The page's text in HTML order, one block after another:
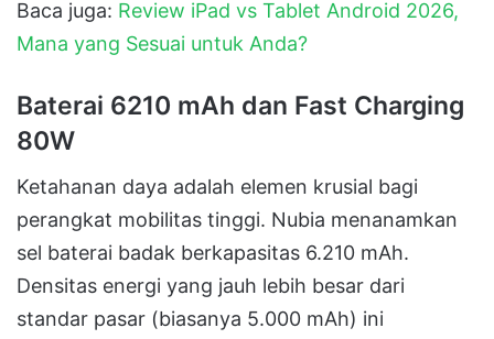
Baca juga: Review iPad vs Tablet Android 2026,
Mana yang Sesuai untuk Anda?
Baterai 6210 mAh dan Fast Charging
80W
Ketahanan daya adalah elemen krusial bagi
perangkat mobilitas tinggi. Nubia menanamkan
sel baterai badak berkapasitas 6.210 mAh.
Densitas energi yang jauh lebih besar dari
standar pasar (biasanya 5.000 mAh) ini